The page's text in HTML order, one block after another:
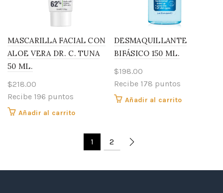
MASCARILLA FACIAL CON
ALOE VERA DR. C. TUNA
50 ML.
$218.00
Recibe 196 puntos
Añadir al carrito
DESMAQUILLANTE
BIFÁSICO 150 ML.
$198.00
Recibe 178 puntos
Añadir al carrito
1 2